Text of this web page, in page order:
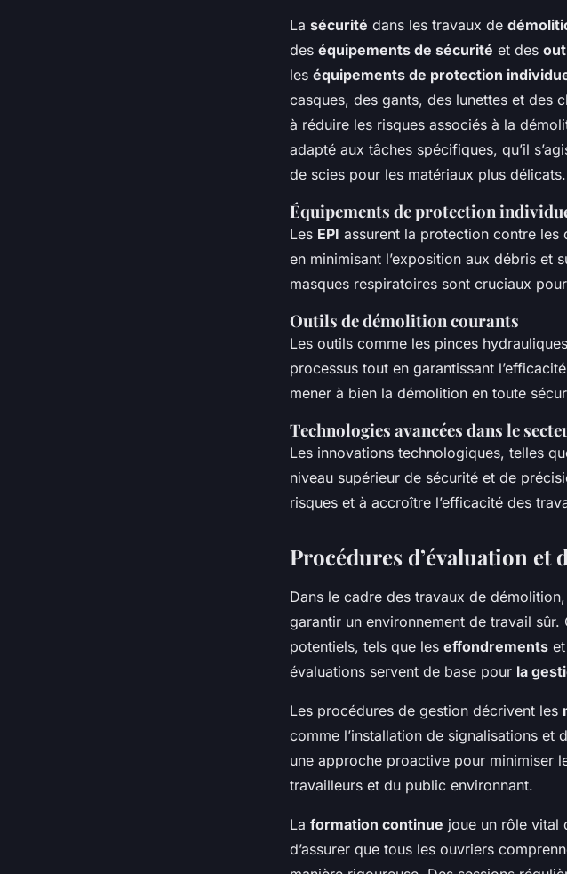
La sécurité dans les travaux de
des équipements de sécurité et des
les équipements de protection
casques, des gants, des lunettes et des
à réduire les risques associés à la
adapté aux tâches spécifiques, qu’il
de scies pour les matériaux plus délicats.
Équipements de protection
Les EPI assurent la protection contre les
en minimisant l’exposition aux débris et
masques respiratoires sont cruciaux
Outils de démolition courants
Les outils comme les pinces
processus tout en garantissant
mener à bien la démolition en toute
Technologies avancées dans le
Les innovations technologiques, telles
niveau supérieur de sécurité et de
risques et à accroître l’efficacité des
Procédures d’évaluation et
Dans le cadre des travaux de démolition,
garantir un environnement de travail
potentiels, tels que les effondrements
évaluations servent de base pour la
Les procédures de gestion décrivent les
comme l’installation de signalisations et
une approche proactive pour minimiser
travailleurs et du public environnant.
La formation continue joue un rôle vital
d’assurer que tous les ouvriers